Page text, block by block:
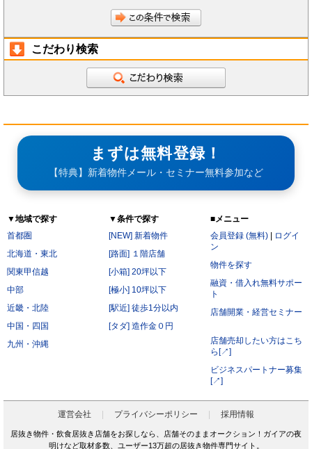
こだわり検索
まずは無料登録！
【特典】新着物件メール・セミナー無料参加など
▼地域で探す
首都圏
北海道・東北
関東甲信越
中部
近畿・北陸
中国・四国
九州・沖縄
▼条件で探す
[NEW] 新着物件
[路面] １階店舗
[小箱] 20坪以下
[極小] 10坪以下
[駅近] 徒歩1分以内
[タダ] 造作金０円
■メニュー
会員登録 (無料)
ログイ
ン
物件を探す
融資・借入れ無料サポー
ト
店舗開業・経営セミナー
店舗売却したい方はこち
ら[↗]
ビジネスパートナー募集
[↗]
運営会社 プライバシーポリシー 採用情報
居抜き物件・飲食居抜き店舗をお探しなら、店舗そのままオークション！ガイアの夜
明けなど取材多数、ユーザー13万超の居抜き物件専門サイト。